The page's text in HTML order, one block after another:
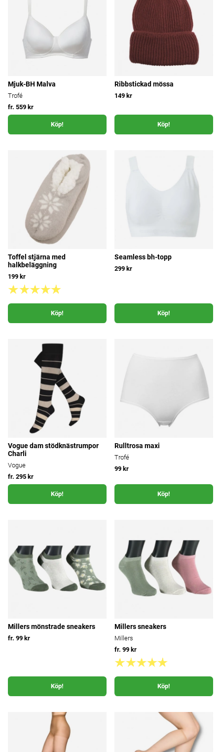
Mjuk-BH Malva
Trofé
fr. 559 kr
Köp!
Ribbstickad mössa
149 kr
Köp!
Toffel stjärna med
halkbeläggning
199 kr
Köp!
Seamless bh-topp
299 kr
Köp!
Vogue dam stödknästrumpor
Charli
Vogue
fr. 295 kr
Köp!
Rulltrosa maxi
Trofé
99 kr
Köp!
Millers mönstrade sneakers
fr. 99 kr
Köp!
Millers sneakers
Millers
fr. 99 kr
Köp!